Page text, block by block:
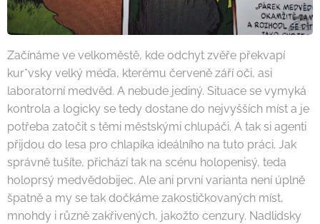
Začínáme ve velkoměstě, kde odchyt zvěře překvapí
kur*vsky velký méďa, kterému červeně září oči, asi
laboratorní medvěd. A nebude jediný. Situace se vymyká
kontrola a logicky se tedy dostane do nejvyšších míst a je
potřeba zatočit s těmi městskými chlupáči. A tak si agenti
přijdou do lesa pro chlapíka ideálního na tuto práci. Jak
správně tušíte, přichází tak na scénu holopenisý, teda
holoprsý medvědobijec. Ale ani první varianta není úplně
špatně a my se tak dočkáme zakostičkovaných míst,
mnohdy i různě zakřivených, jakožto cenzury. Nadlidsky